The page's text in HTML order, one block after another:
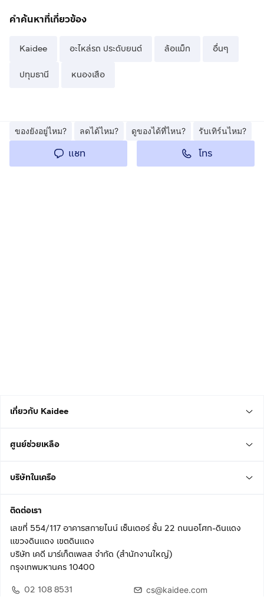
คำค้นหาที่เกี่ยวข้อง
Kaidee อะไหล่รถ ประดับยนต์ ล้อแม็ก อื่นๆ
ปทุมธานี หนองเสือ
ของยังอยู่ไหม? ลดได้ไหม? ดูของได้ที่ไหน? รับเทิร์นไหม?
แชท โทร
เกี่ยวกับ Kaidee
ศูนย์ช่วยเหลือ
บริษัทในเครือ
ติดต่อเรา
เลขที่ 554/117 อาคารสกายไนน์ เซ็นเตอร์ ชั้น 22 ถนนอโศก-ดินแดง
แขวงดินแดง เขตดินแดง
บริษัท เคดี มาร์เก็ตเพลส จำกัด (สำนักงานใหญ่)
กรุงเทพมหานคร 10400
02 108 8531
cs@kaidee.com